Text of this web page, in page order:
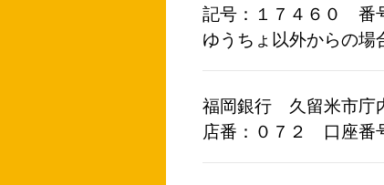
記号：１７４６０ 番
ゆうちょ以外からの
福岡銀行 久留米市庁
店番：０７２ 口座番